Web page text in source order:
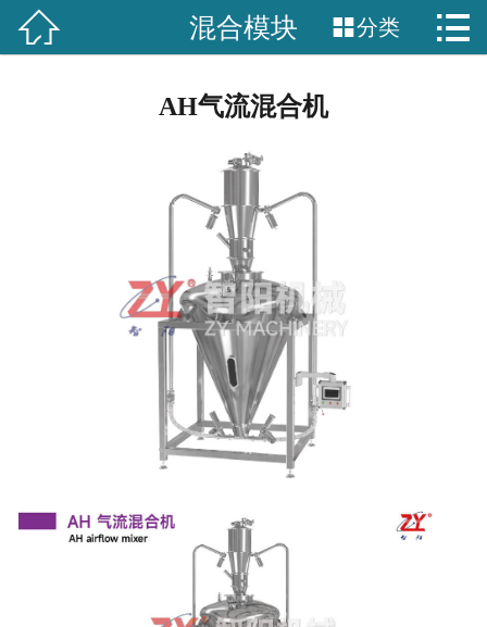
 网站首页
新闻中心
服务中心
 混合模块 分类 
AH气流混合机